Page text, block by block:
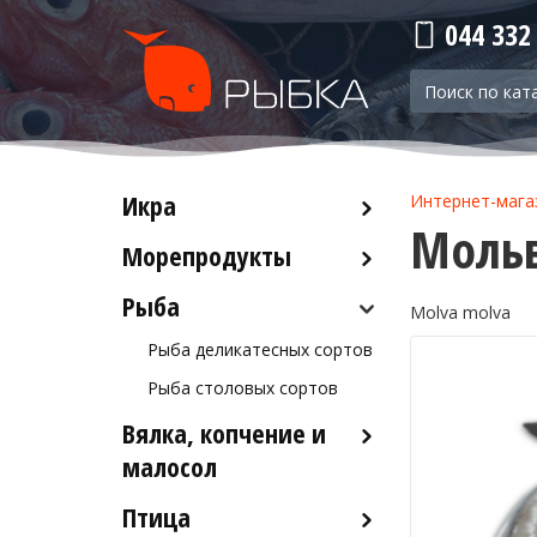
044
Икра
Красная икра
Морепродукты
Кальмары
Осьминоги
Крабы
Лобстеры / Омары
Морской коктейль
Рыба
Рыба деликатесных сортов
Рыба столовых сортов
Вялка, копчение и
малосол
Икра вяленая
Птица
Интернет-
Molva molva